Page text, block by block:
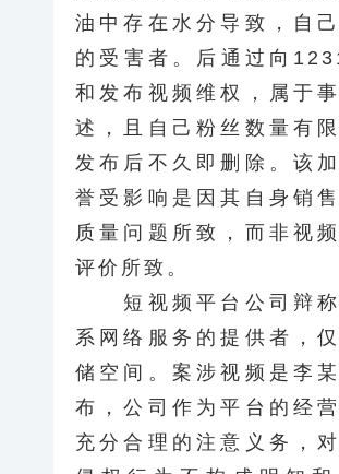
油中存在水分导致，自
的受害者。后通过向
和发布视频维权，属于
述，且自己粉丝数量有
发布后不久即删除。该
誉受影响是因其自身销
质量问题所致，而非视
评价所致。
短视频平台公司辩称
系网络服务的提供者，
储空间。案涉视频是李
布，公司作为平台的经
充分合理的注意义务，